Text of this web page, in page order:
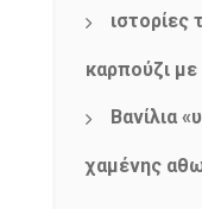
ιστορίες
καρπούζι
Βανίλια
χαμένης